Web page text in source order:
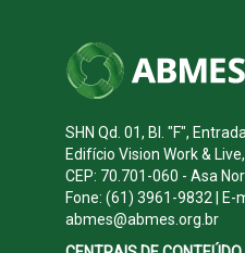
SHN Qd. 01, Bl. "F",
Edifício Vision Work &
CEP: 70.701-060 - Asa
Fone: (61) 3961-9832 | E-
abmes@abmes.org.br